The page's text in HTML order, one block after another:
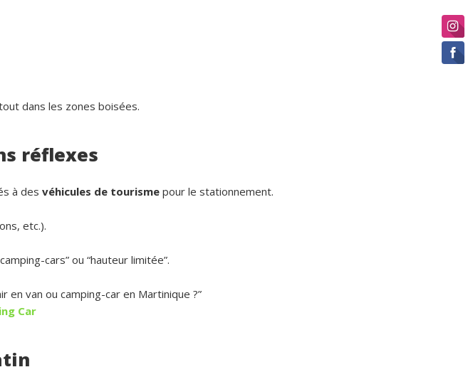
dans les zones boisées.
réflexes
à des véhicules de tourisme pour le stationnement.
etc.).
cars” ou “hauteur limitée”.
en van ou camping-car en Martinique ?”
Car